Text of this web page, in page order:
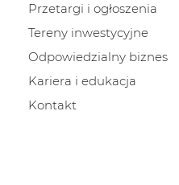
Przetargi i ogłoszenia
Tereny inwestycyjne
Odpowiedzialny biznes
Kariera i edukacja
Kontakt